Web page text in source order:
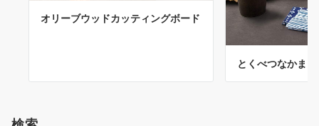
オリーブウッドカッティングボード
とくべつなかま